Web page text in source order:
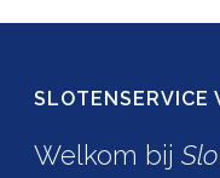
SLOTENSERVICE
Welkom bij